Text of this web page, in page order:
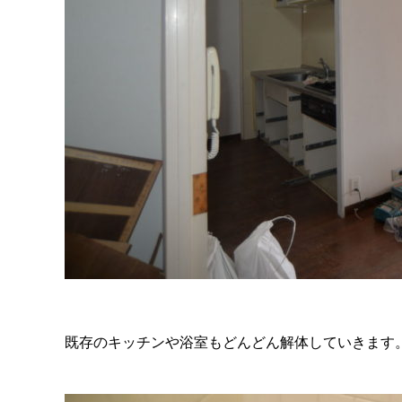
既存のキッチンや浴室もどんどん解体していきます